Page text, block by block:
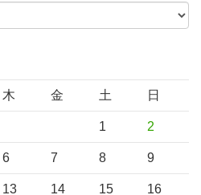
木 金 土 日
1 2
6 7 8 9
13 14 15 16